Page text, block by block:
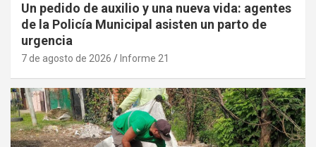
Un pedido de auxilio y una nueva vida: agentes
de la Policía Municipal asisten un parto de
urgencia
7 de agosto de 2026 Informe 21